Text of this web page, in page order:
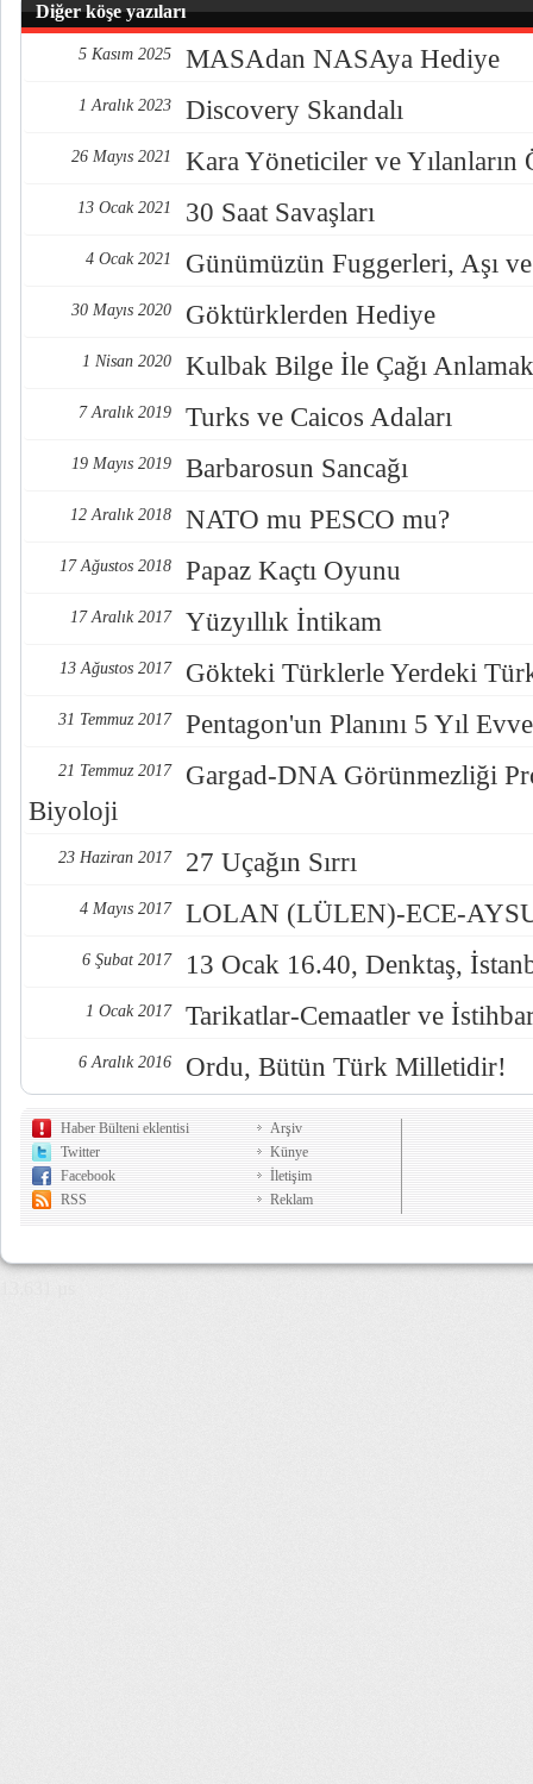
Diğer köşe yazıları
5 Kasım 2025 MASAdan NASAya Hediye
1 Aralık 2023 Discovery Skandalı
26 Mayıs 2021 Kara Yöneticiler ve Yılanların
13 Ocak 2021 30 Saat Savaşları
4 Ocak 2021 Günümüzün Fuggerleri, Aşı
30 Mayıs 2020 Göktürklerden Hediye
1 Nisan 2020 Kulbak Bilge İle Çağı Anlamak
7 Aralık 2019 Turks ve Caicos Adaları
19 Mayıs 2019 Barbarosun Sancağı
12 Aralık 2018 NATO mu PESCO mu?
17 Ağustos 2018 Papaz Kaçtı Oyunu
17 Aralık 2017 Yüzyıllık İntikam
13 Ağustos 2017 Gökteki Türklerle Yerdeki
31 Temmuz 2017 Pentagon'un Planını 5 Yıl
21 Temmuz 2017
Gargad-DNA Görünmezliği
Biyoloji
23 Haziran 2017 27 Uçağın Sırrı
4 Mayıs 2017 LOLAN (LÜLEN)-ECE-
6 Şubat 2017 13 Ocak 16.40, Denktaş,
1 Ocak 2017 Tarikatlar-Cemaatler ve
6 Aralık 2016 Ordu, Bütün Türk Milletidir!
Haber Bülteni eklentisi
Twitter
Facebook
RSS
Arşiv
Künye
İletişim
Reklam